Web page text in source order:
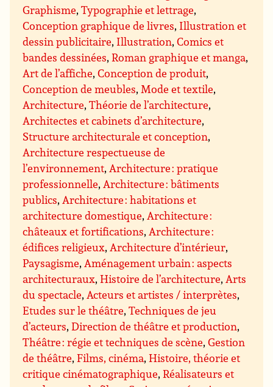
Graphisme,Typographie et lettrage,
Conception graphique de livres, Illustration et
dessin publicitaire, Illustration,Comics et
bandes dessinées,Roman graphique et manga,
Art de l’affiche,Conception de produit,
Conception de meubles,Mode et textile,
Architecture,Théorie de l’architecture,
Architectes et cabinets d’architecture,
Structure architecturale et conception,
Architecture respectueuse de
l’environnement,Architecture : pratique
professionnelle,Architecture : bâtiments
publics,Architecture : habitations et
architecture domestique,Architecture :
châteaux et fortifications,Architecture :
édifices religieux,Architecture d’intérieur,
Paysagisme,Aménagement urbain : aspects
architecturaux,Histoire de l’architecture,Arts
du spectacle,Acteurs et artistes / interprètes,
Etudes sur le théâtre,Techniques de jeu
d’acteurs,Direction de théâtre et production,
Théâtre : régie et techniques de scène,Gestion
de théâtre,Films, cinéma,Histoire, théorie et
critique cinématographique,Réalisateurs et